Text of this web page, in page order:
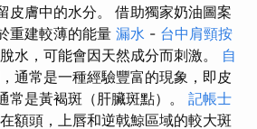
皮膚中的水分。 借助獨家奶油圖案
重建較薄的能量 漏水 - 台中肩頸按
水，可能會因天然成分而刺激。 自
通常是一種經驗豐富的現象，即皮
常是黃褐斑（肝臟斑點）。 記帳士
額頭，上唇和逆戟鯨區域的較大斑